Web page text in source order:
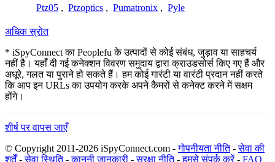
Ptz05 , Ptzoptics , Pumatronix , Pyle
अधिक स्रोत
* iSpyConnect का Peoplefu के उत्पादों से कोई संबंध, जुड़ाव या साहचर्य
नहीं है। यहाँ दी गई कनेक्शन विवरण समुदाय द्वारा क्राउडसोर्स किए गए हैं और
अधूरे, गलत या पुराने हो सकते हैं। हम कोई गारंटी या वारंटी प्रदान नहीं करते
कि आप इन URLs का उपयोग करके अपने कैमरों से कनेक्ट करने में सक्षम
होंगे।
शीर्ष पर वापस जाएँ
© Copyright 2011-2026 iSpyConnect.com -गोपनीयता नीति-सेवा की
शर्तें-सेवा स्थिति-कानूनी जानकारी -सुरक्षा नीति-हमसे संपर्क करें- FAQ